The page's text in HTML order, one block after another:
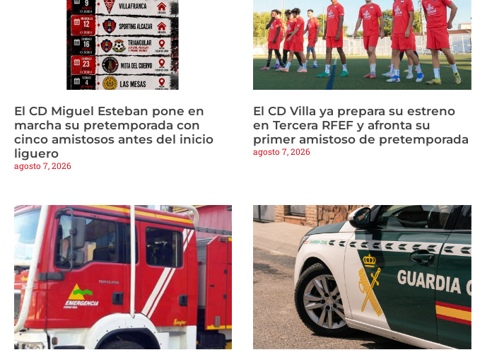
El CD Miguel Esteban pone en
marcha su pretemporada con
cinco amistosos antes del inicio
liguero
agosto 7, 2026
El CD Villa ya prepara su estreno
en Tercera RFEF y afronta su
primer amistoso de pretemporada
agosto 7, 2026